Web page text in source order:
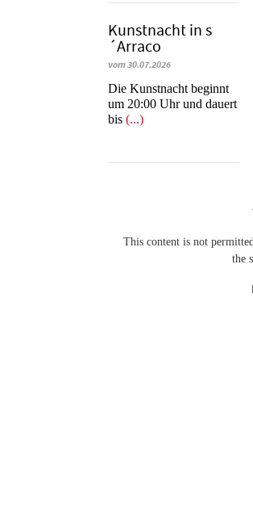
Kunstnacht in s
´Arraco
vom 30.07.2026
Die Kunstnacht beginnt
um 20:00 Uhr und dauert
bis (...)
This content is not
the